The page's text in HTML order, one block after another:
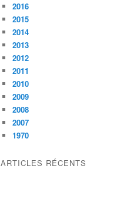
2016
2015
2014
2013
2012
2011
2010
2009
2008
2007
1970
ARTICLES RÉCENTS